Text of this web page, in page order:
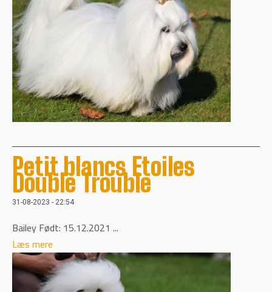
Petit blancs Etoiles
Double Trouble
31-08-2023 - 22:54
Bailey Født: 15.12.2021 ...
Læs mere